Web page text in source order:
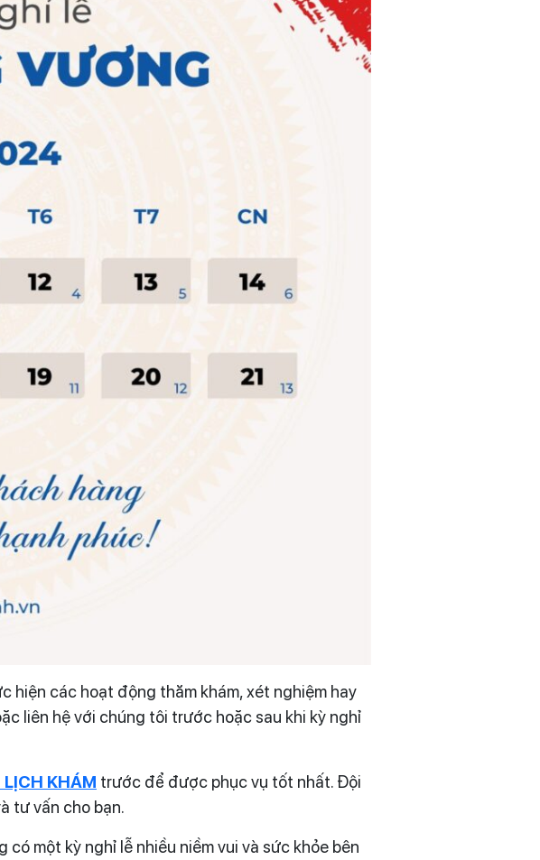
hiện các hoạt động thăm khám, xét nghiệm hay
liên hệ với chúng tôi trước hoặc sau khi kỳ nghỉ
LỊCH KHÁM trước để được phục vụ tốt nhất. Đội
tư vấn cho bạn.
một kỳ nghỉ lễ nhiều niềm vui và sức khỏe bên